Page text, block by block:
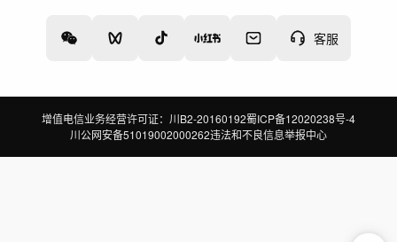
客服
增值电信业务经营许可证：川B2-20160192蜀ICP备12020238号-4
川公网安备51019002000262违法和不良信息举报中心